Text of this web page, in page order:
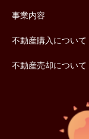
事業内容
不動産購入について
不動産売却について